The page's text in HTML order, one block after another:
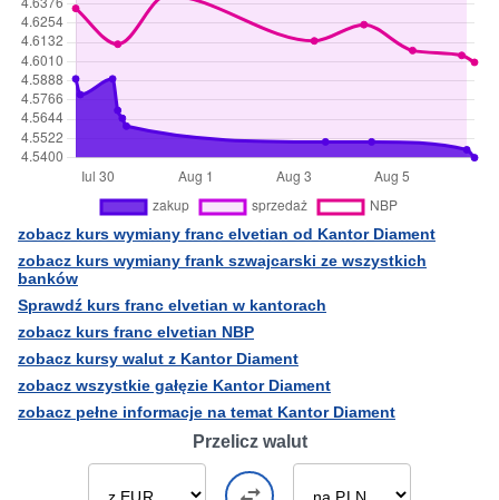
zobacz kurs wymiany franc elvetian od Kantor Diament
zobacz kurs wymiany frank szwajcarski ze wszystkich
banków
Sprawdź kurs franc elvetian w kantorach
zobacz kurs franc elvetian NBP
zobacz kursy walut z Kantor Diament
zobacz wszystkie gałęzie Kantor Diament
zobacz pełne informacje na temat Kantor Diament
Przelicz walut